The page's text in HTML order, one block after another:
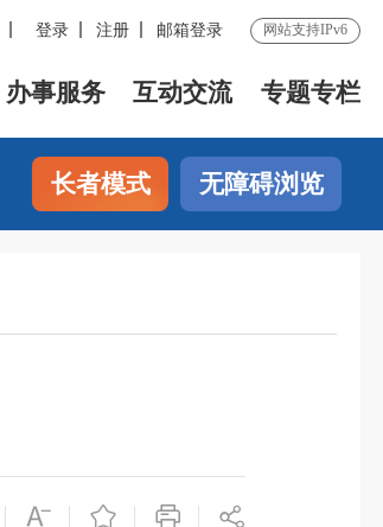
登录 注册 邮箱登录 网站支持IPv6
办事服务 互动交流 专题专栏
长者模式 无障碍浏览